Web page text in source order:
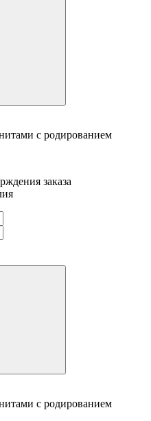
с родированием
заказа
с родированием